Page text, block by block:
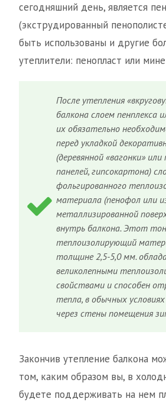
сегодняшний день, является
(экструдированный
быть использованы и другие
утеплители: пенопласт или
После утепления
балкона слоем пенплекса
их обязательно
перед укладкой
(деревянной «вагонки»
панелей, гипсокартона)
фольгированного
материала (пенофол или
металлизированной
внутрь балкона. Этот
теплоизолирующий
толщине 2,5-5,0 мм.
великолепными
свойствами и способен
тепла, в обычных
через стены помещения
Закончив утепление балкона
том, каким образом вы, в
будете поддерживать на нем